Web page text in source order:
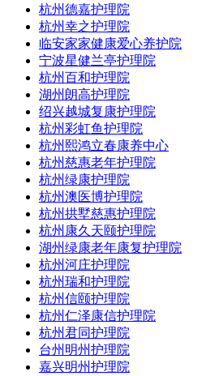
杭州德嘉护理院
杭州幸之护理院
临安家家健康爱心养护院
宁波星健兰亭护理院
杭州百和护理院
湖州朗高护理院
绍兴越城复康护理院
杭州彩虹鱼护理院
杭州熙鸿立春康养中心
杭州慈惠老年护理院
杭州绿康护理院
杭州澳医博护理院
杭州拱墅慈惠护理院
杭州康久天颐护理院
湖州绿康老年康复护理院
杭州河庄护理院
杭州瑞和护理院
杭州信颐护理院
杭州仁泽康信护理院
杭州君同护理院
台州明州护理院
嘉兴明州护理院